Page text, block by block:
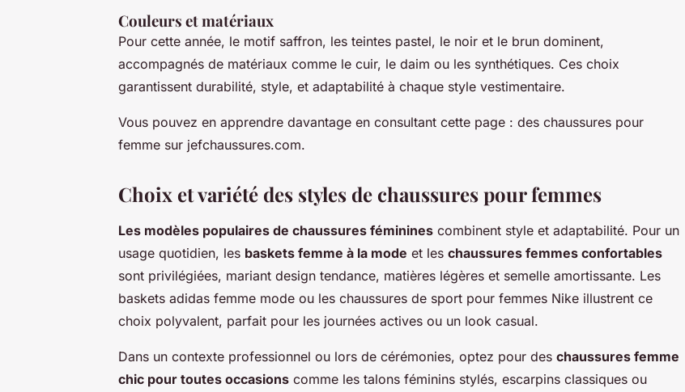
Couleurs et matériaux
Pour cette année, le motif saffron, les teintes pastel, le noir et le brun dominent,
accompagnés de matériaux comme le cuir, le daim ou les synthétiques. Ces choix
garantissent durabilité, style, et adaptabilité à chaque style vestimentaire.
Vous pouvez en apprendre davantage en consultant cette page : des chaussures pour
femme sur jefchaussures.com.
Choix et variété des styles de chaussures pour femmes
Les modèles populaires de chaussures féminines combinent style et adaptabilité. Pour un
usage quotidien, les baskets femme à la mode et les chaussures femmes confortables
sont privilégiées, mariant design tendance, matières légères et semelle amortissante. Les
baskets adidas femme mode ou les chaussures de sport pour femmes Nike illustrent ce
choix polyvalent, parfait pour les journées actives ou un look casual.
Dans un contexte professionnel ou lors de cérémonies, optez pour des chaussures femme
chic pour toutes occasions comme les talons féminins stylés, escarpins classiques ou